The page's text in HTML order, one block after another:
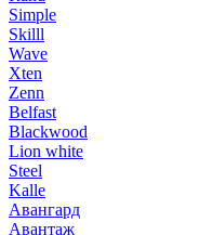
Simple
Skilll
Wave
Xten
Zenn
Belfast
Blackwood
Lion white
Steel
Kalle
Авангард
Авантаж